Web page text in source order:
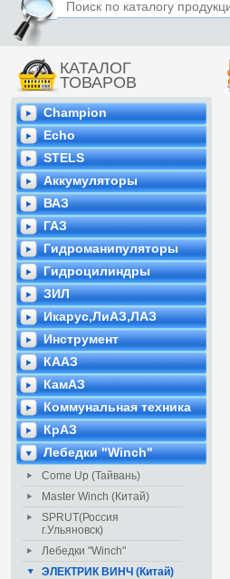
КАТАЛОГ
ТОВАРОВ
Champion
Echo
STELS
Аккумуляторы
ВАЗ
ГАЗ
Гидроманипуляторы
Гидроцилиндры
ЗИЛ
Икарус,ЛиАЗ,ЛАЗ
Инструмент
КААЗ
КамАЗ
Коммунальная техника
КрАЗ
Лебедки "Winch"
Come Up (Тайвань)
Master Winch (Китай)
SPRUT(Россия
г.Ульяновск)
Лебедки "Winch"
ЭЛЕКТРИК ВИНЧ (Китай)